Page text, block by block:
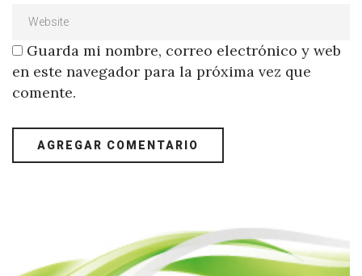
Guarda mi nombre, correo electrónico y web
en este navegador para la próxima vez que
comente.